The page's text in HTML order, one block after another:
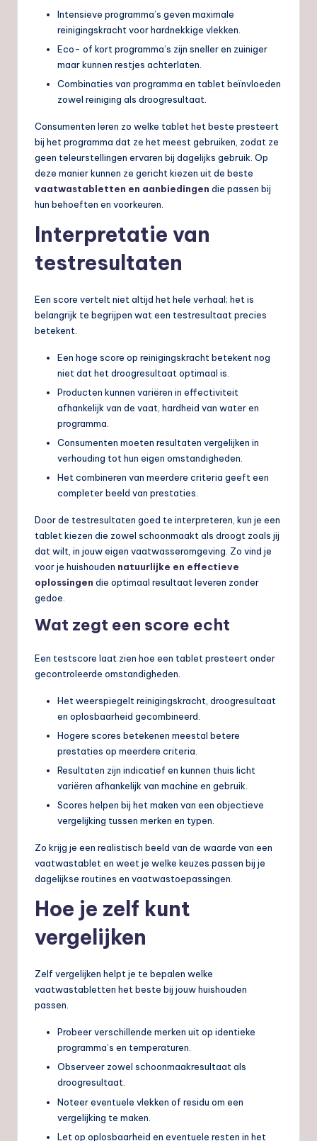
Intensieve programma’s geven maximale
reinigingskracht voor hardnekkige vlekken.
Eco- of kort programma’s zijn sneller en zuiniger
maar kunnen restjes achterlaten.
Combinaties van programma en tablet beïnvloeden
zowel reiniging als droogresultaat.
Consumenten leren zo welke tablet het beste presteert
bij het programma dat ze het meest gebruiken, zodat ze
geen teleurstellingen ervaren bij dagelijks gebruik. Op
deze manier kunnen ze gericht kiezen uit de beste
vaatwastabletten en aanbiedingen die passen bij
hun behoeften en voorkeuren.
Interpretatie van
testresultaten
Een score vertelt niet altijd het hele verhaal; het is
belangrijk te begrijpen wat een testresultaat precies
betekent.
Een hoge score op reinigingskracht betekent nog
niet dat het droogresultaat optimaal is.
Producten kunnen variëren in effectiviteit
afhankelijk van de vaat, hardheid van water en
programma.
Consumenten moeten resultaten vergelijken in
verhouding tot hun eigen omstandigheden.
Het combineren van meerdere criteria geeft een
completer beeld van prestaties.
Door de testresultaten goed te interpreteren, kun je een
tablet kiezen die zowel schoonmaakt als droogt zoals jij
dat wilt, in jouw eigen vaatwasseromgeving. Zo vind je
voor je huishouden natuurlijke en effectieve
oplossingen die optimaal resultaat leveren zonder
gedoe.
Wat zegt een score echt
Een testscore laat zien hoe een tablet presteert onder
gecontroleerde omstandigheden.
Het weerspiegelt reinigingskracht, droogresultaat
en oplosbaarheid gecombineerd.
Hogere scores betekenen meestal betere
prestaties op meerdere criteria.
Resultaten zijn indicatief en kunnen thuis licht
variëren afhankelijk van machine en gebruik.
Scores helpen bij het maken van een objectieve
vergelijking tussen merken en typen.
Zo krijg je een realistisch beeld van de waarde van een
vaatwastablet en weet je welke keuzes passen bij je
dagelijkse routines en vaatwastoepassingen.
Hoe je zelf kunt
vergelijken
Zelf vergelijken helpt je te bepalen welke
vaatwastabletten het beste bij jouw huishouden
passen.
Probeer verschillende merken uit op identieke
programma’s en temperaturen.
Observeer zowel schoonmaakresultaat als
droogresultaat.
Noteer eventuele vlekken of residu om een
vergelijking te maken.
Let op oplosbaarheid en eventuele resten in het